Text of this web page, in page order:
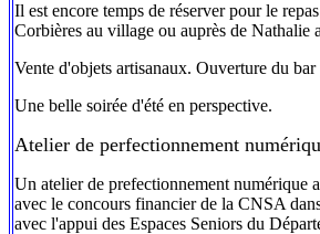
Il est encore temps de réserver pour le
Corbières au village ou auprès de Nathalie
Vente d'objets artisanaux. Ouverture du
Une belle soirée d'été en perspective.
Atelier de perfectionnement
Un atelier de prefectionnement numérique
avec le concours financier de la CNSA
avec l'appui des Espaces Seniors du